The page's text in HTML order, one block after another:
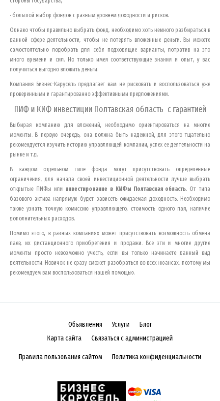
· большой выбор фондов с разным уровнем доходности и рисков.
Однако чтобы правильно выбрать фонд, необходимо хоть немного разбираться в
данной сфере деятельности, чтобы не потерять вложенные деньги. Вы можете
самостоятельно подобрать для себя подходящие варианты, потратив на это
много времени и сил. Но только имея соответствующие знания и опыт, у вас
получиться выгодно вложить деньги.
Компания Бизнес-Карусель предлагает вам не рисковать и воспользоваться уже
проверенными и гарантированно эффективными предложениями.
ПИФ и КИФ инвестиции Полтавская область с гарантией
Выбирая компанию для вложений, необходимо ориентироваться на многие
моменты. В первую очередь, она должна быть надежной, для этого тщательно
рекомендуется изучить историю управляющей компании, успех ее деятельности на
рынке и т.д.
В каждом отдельном типе фонда могут присутствовать определенные
ограничения, для начала своей инвестиционной деятельности лучше выбрать
открытые ПИФы или инвестирование в КИФы Полтавская область. От типа
базового актива напрямую будет зависеть ожидаемая доходность. Необходимо
также узнать точную комиссию управляющего, стоимость одного пая, наличие
дополнительных расходов.
Помимо этого, в разных компаниях может присутствовать возможность обмена
паев, их дистанционного приобретения и продажи. Все эти и многие другие
моменты просто невозможно учесть, если вы только начинаете данный вид
деятельности. Новичок не сразу сможет разобраться во всех нюансах, поэтому мы
рекомендуем вам воспользоваться нашей помощью.
Объявления Услуги
Блог
Карта сайта
Связаться с администрацией
Правила пользования сайтом Политика конфиденциальности